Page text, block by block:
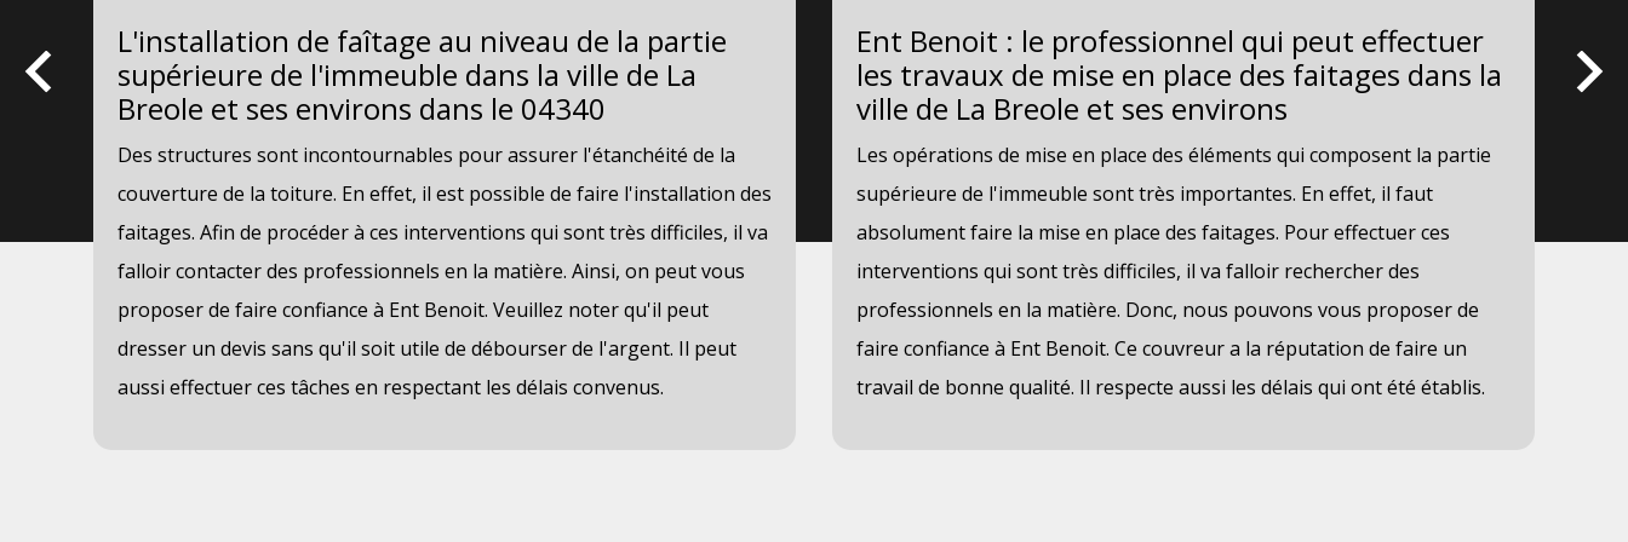
L'installation de faîtage au niveau de la partie
supérieure de l'immeuble dans la ville de La
Breole et ses environs dans le 04340
Des structures sont incontournables pour assurer l'étanchéité de la
couverture de la toiture. En effet, il est possible de faire l'installation des
faitages. Afin de procéder à ces interventions qui sont très difficiles, il va
falloir contacter des professionnels en la matière. Ainsi, on peut vous
proposer de faire confiance à Ent Benoit. Veuillez noter qu'il peut
dresser un devis sans qu'il soit utile de débourser de l'argent. Il peut
aussi effectuer ces tâches en respectant les délais convenus.
Ent Benoit : le professionnel qui peut effectuer
les travaux de mise en place des faitages dans la
ville de La Breole et ses environs
Les opérations de mise en place des éléments qui composent la partie
supérieure de l'immeuble sont très importantes. En effet, il faut
absolument faire la mise en place des faitages. Pour effectuer ces
interventions qui sont très difficiles, il va falloir rechercher des
professionnels en la matière. Donc, nous pouvons vous proposer de
faire confiance à Ent Benoit. Ce couvreur a la réputation de faire un
travail de bonne qualité. Il respecte aussi les délais qui ont été établis.